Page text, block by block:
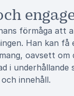
förmåga
Han kan
oavsett
i
innehåll.